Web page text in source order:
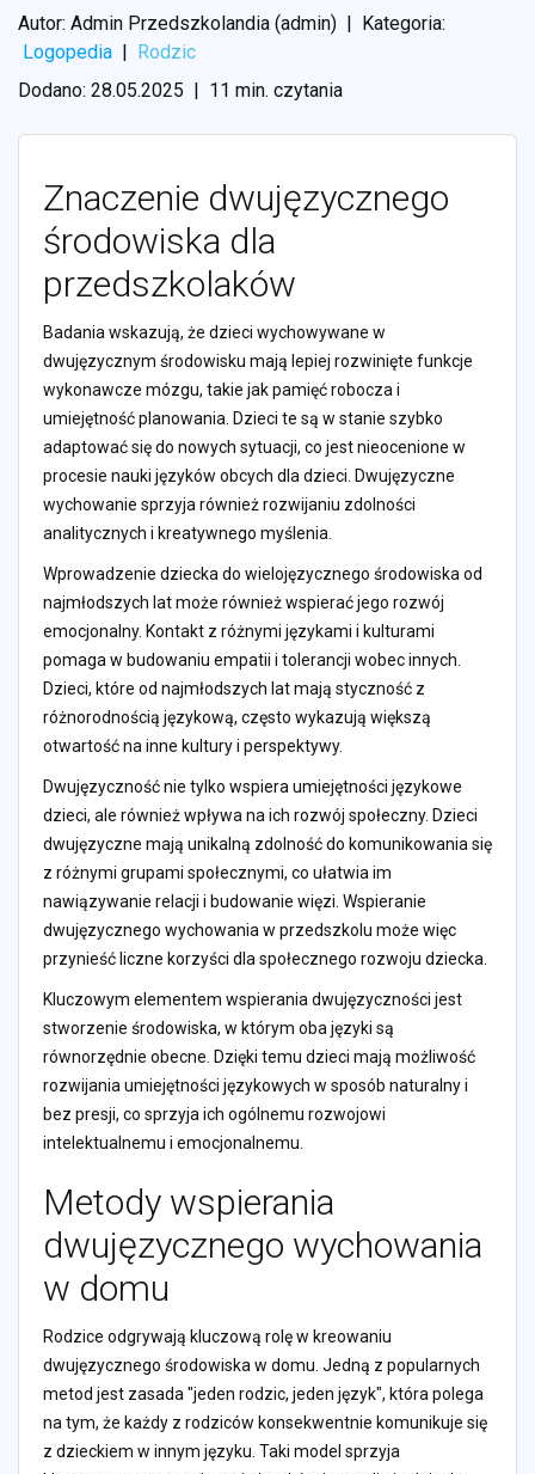
Autor: Admin Przedszkolandia (admin)
Kategoria:
Logopedia
Rodzic
Dodano: 28.05.2025
11 min. czytania
Znaczenie dwujęzycznego
środowiska dla
przedszkolaków
Badania wskazują, że dzieci wychowywane w
dwujęzycznym środowisku mają lepiej rozwinięte funkcje
wykonawcze mózgu, takie jak pamięć robocza i
umiejętność planowania. Dzieci te są w stanie szybko
adaptować się do nowych sytuacji, co jest nieocenione w
procesie nauki języków obcych dla dzieci. Dwujęzyczne
wychowanie sprzyja również rozwijaniu zdolności
analitycznych i kreatywnego myślenia.
Wprowadzenie dziecka do wielojęzycznego środowiska od
najmłodszych lat może również wspierać jego rozwój
emocjonalny. Kontakt z różnymi językami i kulturami
pomaga w budowaniu empatii i tolerancji wobec innych.
Dzieci, które od najmłodszych lat mają styczność z
różnorodnością językową, często wykazują większą
otwartość na inne kultury i perspektywy.
Dwujęzyczność nie tylko wspiera umiejętności językowe
dzieci, ale również wpływa na ich rozwój społeczny. Dzieci
dwujęzyczne mają unikalną zdolność do komunikowania się
z różnymi grupami społecznymi, co ułatwia im
nawiązywanie relacji i budowanie więzi. Wspieranie
dwujęzycznego wychowania w przedszkolu może więc
przynieść liczne korzyści dla społecznego rozwoju dziecka.
Kluczowym elementem wspierania dwujęzyczności jest
stworzenie środowiska, w którym oba języki są
równorzędnie obecne. Dzięki temu dzieci mają możliwość
rozwijania umiejętności językowych w sposób naturalny i
bez presji, co sprzyja ich ogólnemu rozwojowi
intelektualnemu i emocjonalnemu.
Metody wspierania
dwujęzycznego wychowania
w domu
Rodzice odgrywają kluczową rolę w kreowaniu
dwujęzycznego środowiska w domu. Jedną z popularnych
metod jest zasada "jeden rodzic, jeden język", która polega
na tym, że każdy z rodziców konsekwentnie komunikuje się
z dzieckiem w innym języku. Taki model sprzyja